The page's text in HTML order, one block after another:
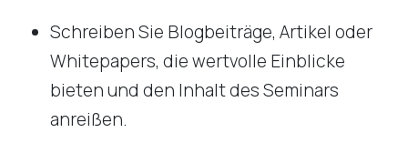
Schreiben Sie Blogbeiträge, Artikel oder
Whitepapers, die wertvolle Einblicke
bieten und den Inhalt des Seminars
anreißen.